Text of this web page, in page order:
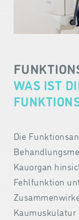
WAS IST
Die
Kauorgan
Fehlfunktion
Kaumuskulatur